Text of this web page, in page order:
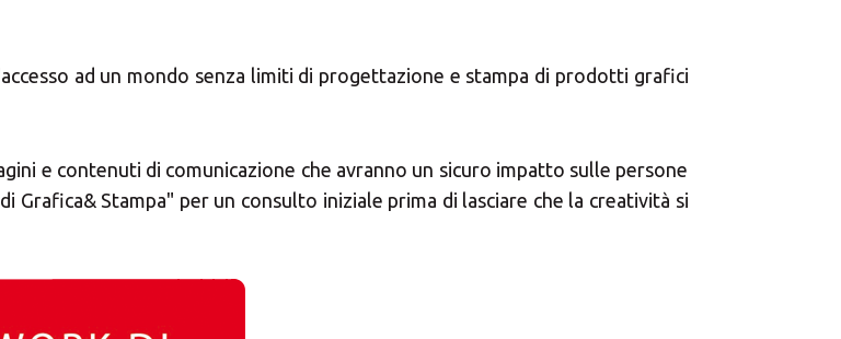
ad un mondo senza limiti di progettazione e stampa di prodotti grafici
e contenuti di comunicazione che avranno un sicuro impatto sulle persone
Stampa" per un consulto iniziale prima di lasciare che la creatività si
×
un paese